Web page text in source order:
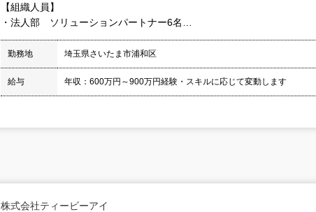
【組織人員】
・法人部 ソリューションパートナー6名…
勤務地 埼玉県さいたま市浦和区
給与 年収：600万円～900万円経験・スキルに応じて変動します
株式会社ティービーアイ